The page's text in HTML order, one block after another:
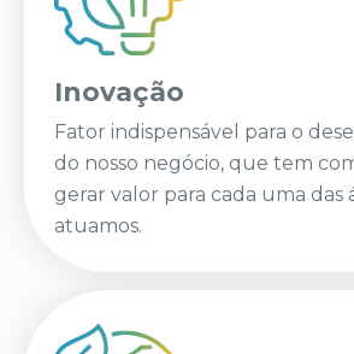
Inovação
Fator indispensável para o
do nosso negócio, que tem
gerar valor para cada uma das
atuamos.